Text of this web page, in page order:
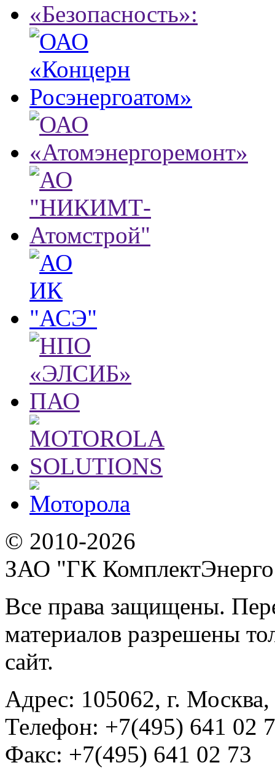
© 2010-2026
ЗАО "ГК
Все права защищены.
материалов разрешены
сайт.
Адрес: 105062, г.
Телефон: +7(495) 641 02
Факс: +7(495) 641 02 73